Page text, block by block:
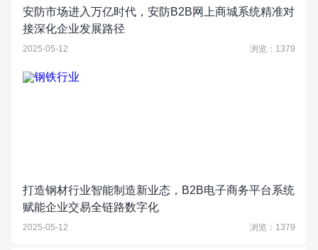
安防市场进入万亿时代，安防B2B网上商城系统精准对
接深化企业发展路径
2025-05-12 浏览：1379
打造钢材行业智能制造新业态，B2B电子商务平台系统
赋能企业交易全链路数字化
2025-05-12 浏览：1379